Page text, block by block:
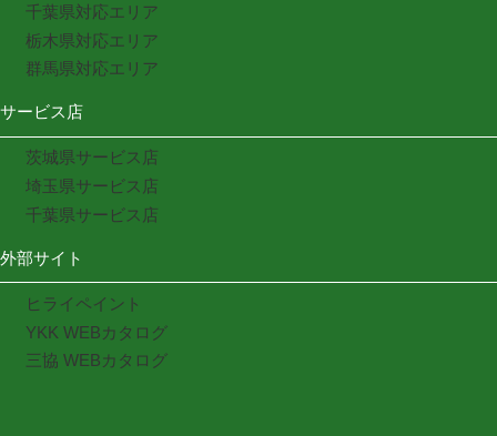
千葉県対応エリア
栃木県対応エリア
群馬県対応エリア
サービス店
茨城県サービス店
埼玉県サービス店
千葉県サービス店
外部サイト
ヒライペイント
YKK WEBカタログ
三協 WEBカタログ